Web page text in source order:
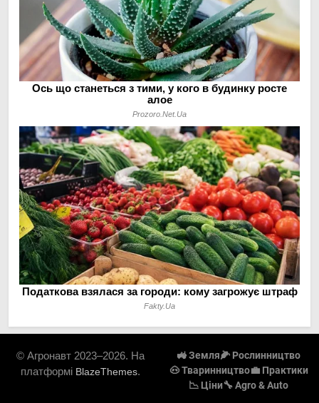
© Агронавт 2023–2026. На
платформі BlazeThemes.
🚜 Земля🌽 Рослинництво
🐽 Тваринництво💼 Практики
📉 Ціни🔧 Agro & Auto